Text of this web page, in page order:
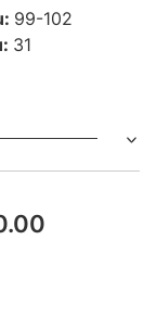
99-102
31